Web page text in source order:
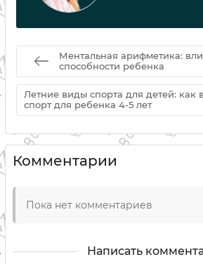
Ментальная арифметика:
способности ребенка
Летние виды спорта для детей: как
спорт для ребенка 4-5 лет
Комментарии
Пока нет комментариев
Написать